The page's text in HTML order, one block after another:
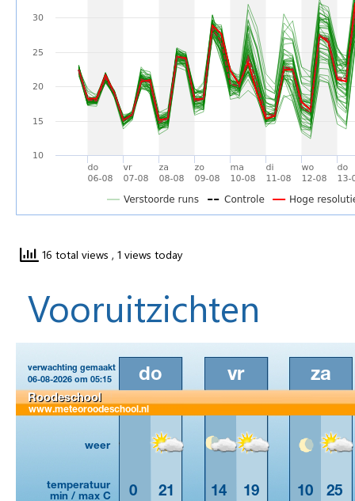
16 total views , 1 views today
Vooruitzichten